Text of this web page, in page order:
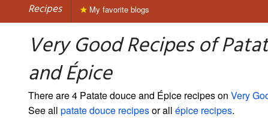
Recipes My favorite blogs
Very Good Recipes of
and Épice
There are 4 Patate douce and Épice recipes on Very
See all patate douce recipesor all épice recipes.